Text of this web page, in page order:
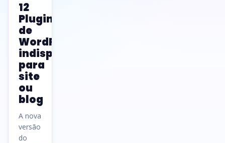
12
Plugins
de
WordPress
indispensáveis
para
site
ou
blog
A nova
versão
do